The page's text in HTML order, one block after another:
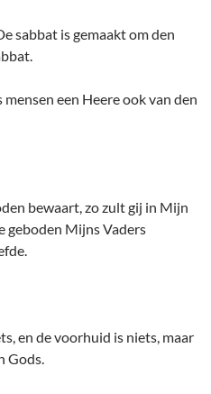
sabbat is gemaakt om den
een Heere ook van den
bewaart, zo zult gij in Mijn
geboden Mijns Vaders
en de voorhuid is niets, maar
Gods.